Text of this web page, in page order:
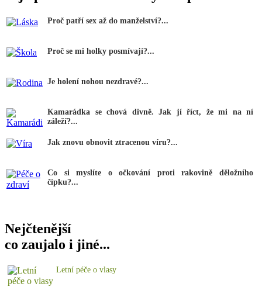
Proč patří sex až do manželství?...
Proč se mi holky posmívají?...
Je holení nohou nezdravé?...
Kamarádka se chová divně. Jak jí říct, že mi na ní
záleží?...
Jak znovu obnovit ztracenou víru?...
Co si myslíte o očkování proti rakovině děložního
čípku?...
Nejčtenější
co zaujalo i jiné...
Letní péče o vlasy